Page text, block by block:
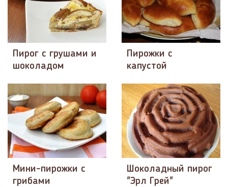
Пирог с грушами и
шоколадом
Пирожки с
капустой
Мини-пирожки с
грибами
Шоколадный пирог
"Эрл Грей"